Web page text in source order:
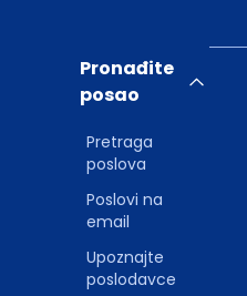
Pronađite
posao
Pretraga
poslova
Poslovi na
email
Upoznajte
poslodavce